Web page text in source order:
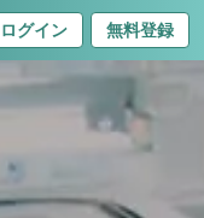
ログイン 無料登録